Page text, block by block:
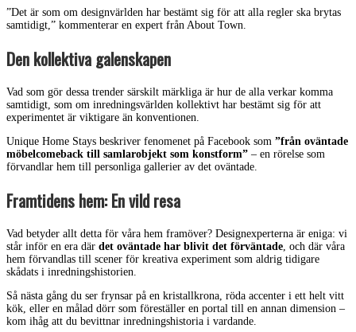
”Det är som om designvärlden har bestämt sig för att alla regler ska brytas
samtidigt,” kommenterar en expert från About Town.
Den kollektiva galenskapen
Vad som gör dessa trender särskilt märkliga är hur de alla verkar komma
samtidigt, som om inredningsvärlden kollektivt har bestämt sig för att
experimentet är viktigare än konventionen.
Unique Home Stays beskriver fenomenet på Facebook som ”från oväntade
möbelcomeback till samlarobjekt som konstform” – en rörelse som
förvandlar hem till personliga gallerier av det oväntade.
Framtidens hem: En vild resa
Vad betyder allt detta för våra hem framöver? Designexperterna är eniga: vi
står inför en era där det oväntade har blivit det förväntade , och där våra
hem förvandlas till scener för kreativa experiment som aldrig tidigare
skådats i inredningshistorien.
Så nästa gång du ser frynsar på en kristallkrona, röda accenter i ett helt vitt
kök, eller en målad dörr som föreställer en portal till en annan dimension –
kom ihåg att du bevittnar inredningshistoria i vardande.